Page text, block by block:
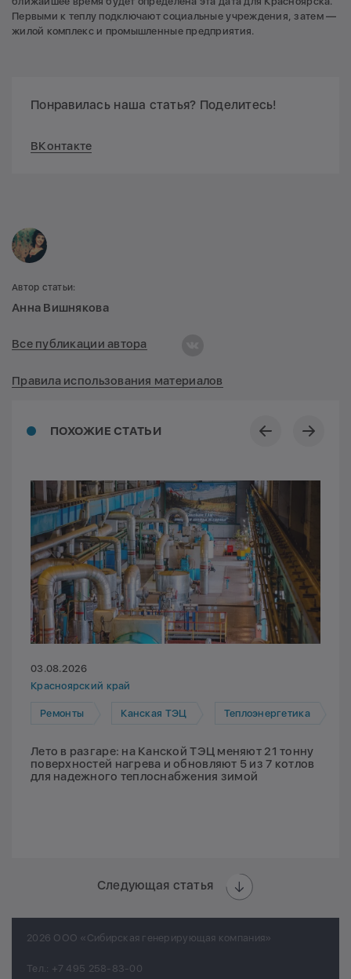
Первыми к теплу подключают социальные учреждения, затем —
жилой комплекс и промышленные предприятия.
Понравилась наша статья? Поделитесь!
ВКонтакте
ПОХОЖИЕ СТАТЬИ
03.08.2026
Красноярский край
Ремонты Канская ТЭЦ Теплоэнергетика
Лето в разгаре: на Канской ТЭЦ меняют 21 тонну
поверхностей нагрева и обновляют 5 из 7 котлов
для надежного теплоснабжения зимой
Следующая статья
Автор статьи:
Анна Вишнякова
Все публикации автора
Правила использования материалов
2026 ООО «Сибирская генерирующая компания»
Тел.: +7 495 258-83-00